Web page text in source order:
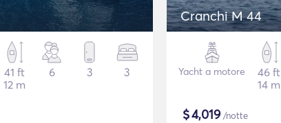
41 ft
12 m
6 3 3
Cranchi M 44
Yacht a motore
46 ft
14 m
$4,019/notte